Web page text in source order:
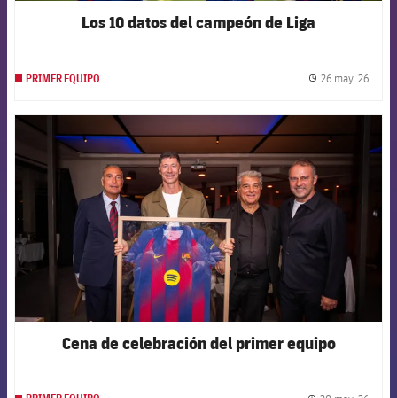
Los 10 datos del campeón de Liga
PRIMER EQUIPO 26 may. 26
FCB Barcelona badge
Cena de celebración del primer equipo